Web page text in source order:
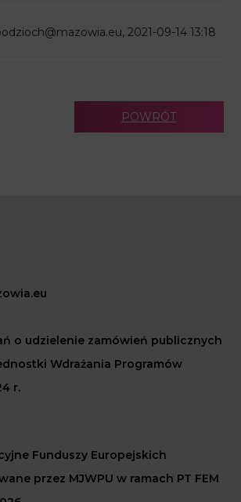
2021-09-14 13:18
POWRÓT
o udzielenie zamówień publicznych
Wdrażania Programów
r.
Funduszy Europejskich
przez MJWPU w ramach PT FEM